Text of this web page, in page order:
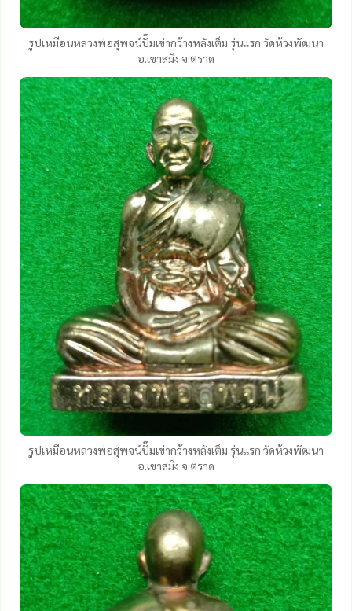
รูปเหมือนหลวงพ่อสุพจน์ปั๊มเข่ากว้างหลังเต็ม รุ่นแรก วัดห้วงพัฒนา
อ.เขาสมิง จ.ตราด
รูปเหมือนหลวงพ่อสุพจน์ปั๊มเข่ากว้างหลังเต็ม รุ่นแรก วัดห้วงพัฒนา
อ.เขาสมิง จ.ตราด